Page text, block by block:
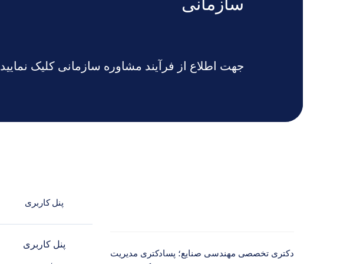
جهت اطلاع از فرآیند مشاوره سازمانی کلیک نمایید
دکتری تخصصی مهندسی صنایع؛ پسادکتری مدیریت
پنل کاربری
پنل کاربری